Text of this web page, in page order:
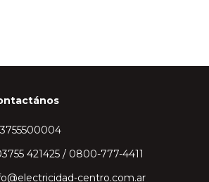
421425 / 0800-777-4411
centro.com.ar